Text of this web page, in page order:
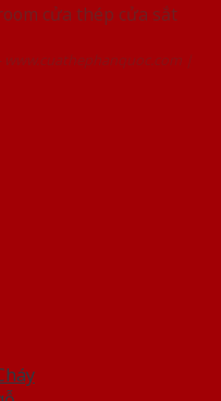
cửa thép cửa sắt
www.cuathephanquoc.com |